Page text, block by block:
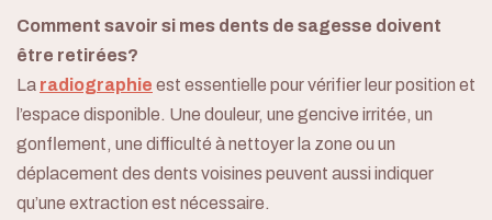
Comment savoir si mes dents de sagesse doivent
être retirées?
La radiographie est essentielle pour vérifier leur position et
l’espace disponible. Une douleur, une gencive irritée, un
gonflement, une difficulté à nettoyer la zone ou un
déplacement des dents voisines peuvent aussi indiquer
qu’une extraction est nécessaire.